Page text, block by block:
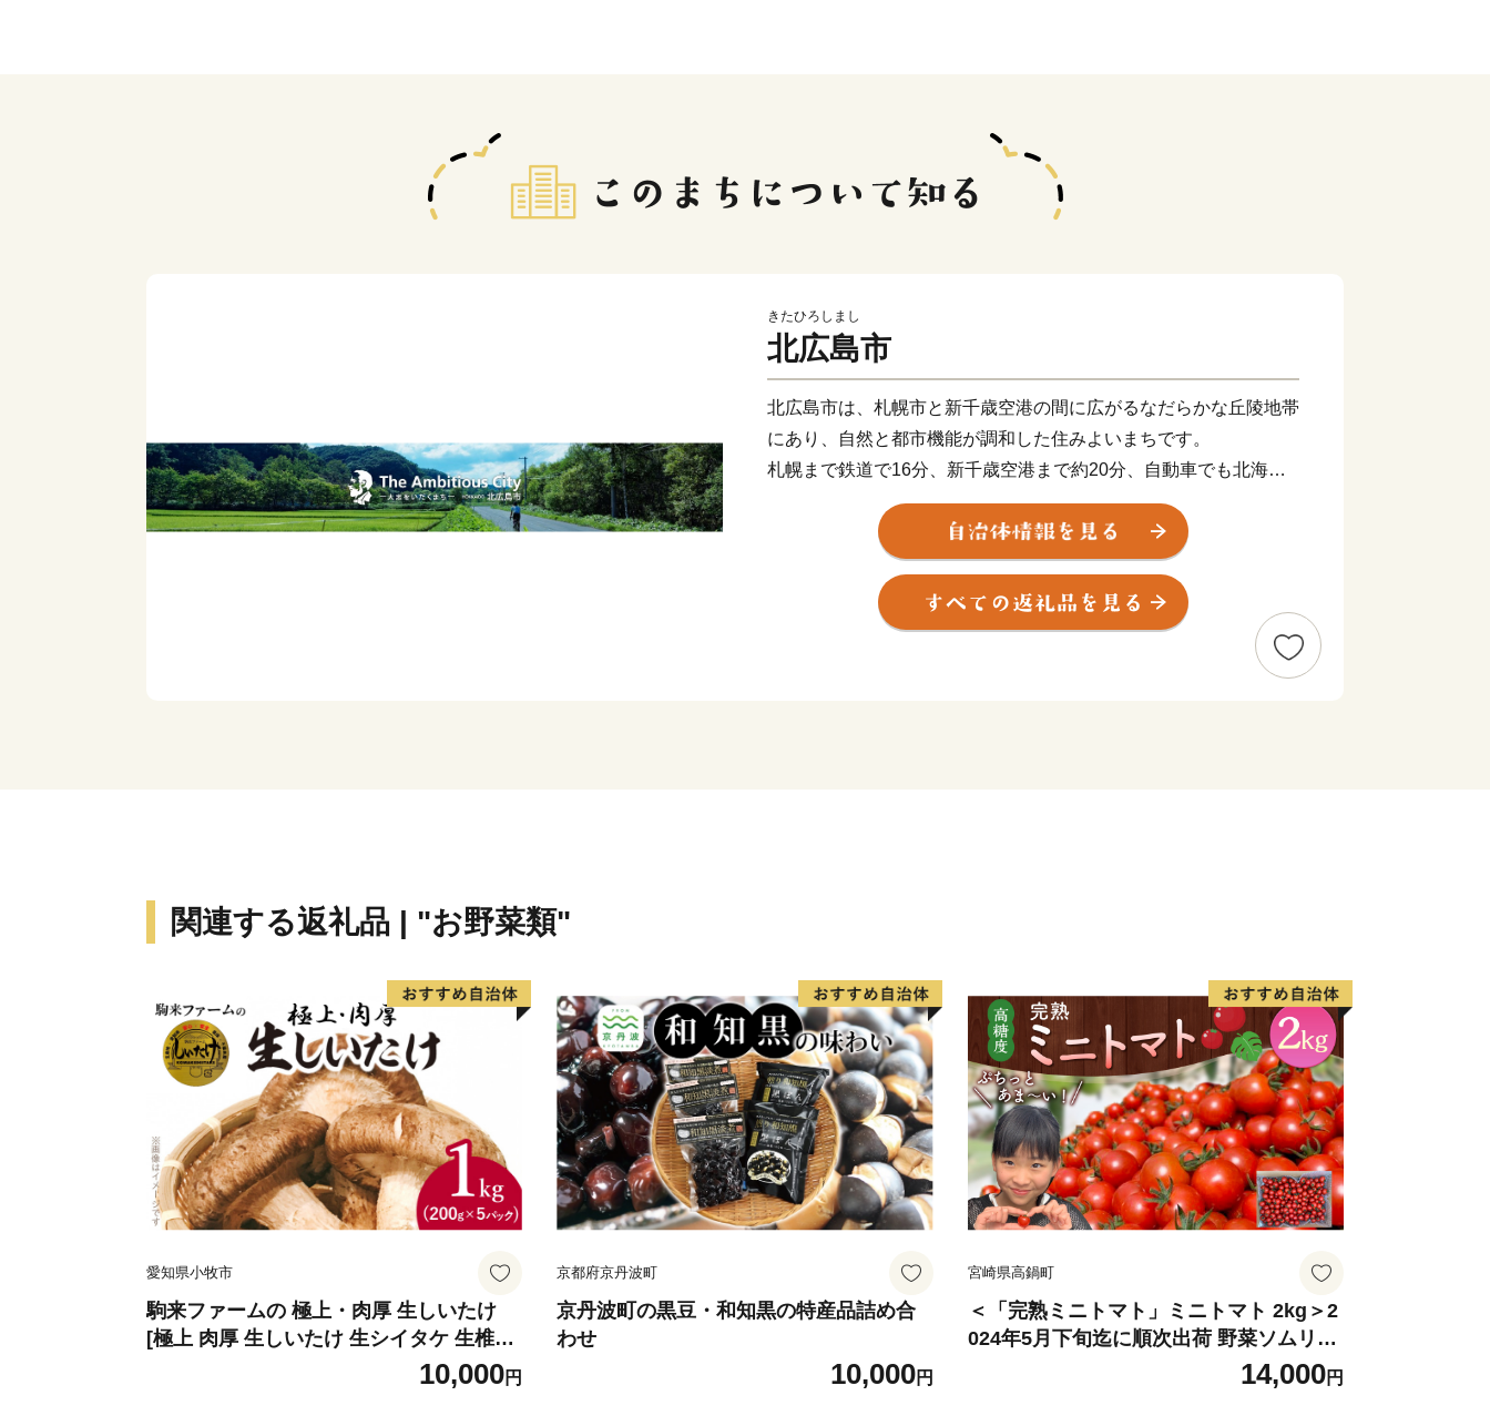
きたひろしまし
北広島市
北広島市は、札幌市と新千歳空港の間に広がるなだらかな丘陵地帯
にあり、自然と都市機能が調和した住みよいまちです。
札幌まで鉄道で16分、新千歳空港まで約20分、自動車でも北海道
内各地にアクセスしやすい位置にある一方、樹木や花々が四季を彩
り、アオサギやエゾリスなどの野鳥や小動物がすむ自然豊かなまち
面積119.05平方キロメートル、6万人弱が暮らす本市は、明治17年
に広島県人25戸103人が一村創建を目指して原始の森に開拓の鍬を
毎年都内において総会・交流会を開催しています。
ふるさと北広島をみんなで応援してみませんか？
ご興味のある方は、市ホームページ「東京北広島会」のページをご
覧ください。
関連する返礼品 | "お野菜類"
愛知県小牧市
駒来ファームの 極上・肉厚 生しいたけ
[極上 肉厚 生しいたけ 生シイタケ 生椎茸
安心 安全 国産 採れたて 新鮮 きのこ 野
10,000円
京都府京丹波町
京丹波町の黒豆・和知黒の特産品詰め合
わせ
10,000円
宮崎県高鍋町
＜「完熟ミニトマト」ミニトマト 2kg＞2
024年5月下旬迄に順次出荷 野菜ソムリエ
サミット アルル・リリカ共に銀賞受
賞！！(2023年11月開催)1回食べてみらん
14,000円